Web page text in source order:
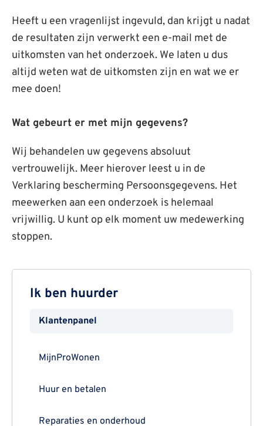
Ik ben huurder
Klantenpanel
MijnProWonen
Huur en betalen
Reparaties en onderhoud
Heeft u een vragenlijst ingevuld, dan krijgt u nadat
de resultaten zijn verwerkt een e-mail met de
uitkomsten van het onderzoek. We laten u dus
altijd weten wat de uitkomsten zijn en wat we er
mee doen!
Wat gebeurt er met mijn gegevens?
Wij behandelen uw gegevens absoluut
vertrouwelijk. Meer hierover leest u in de
Verklaring bescherming Persoonsgegevens. Het
meewerken aan een onderzoek is helemaal
vrijwillig. U kunt op elk moment uw medewerking
stoppen.